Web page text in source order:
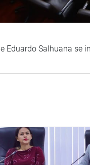
Eduardo Salhuana se